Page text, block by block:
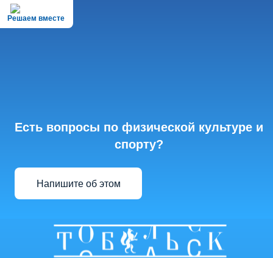
Решаем вместе
Есть вопросы по физической культуре и
спорту?
Напишите об этом